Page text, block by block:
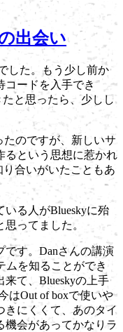
出会い
した。もう少し前か
コードを入手でき
と思ったら、少しし
たのですが、新しいサ
るという思想に惹かれ
り合いがいたこともあ
る人がBlueskyに殆
ってました。
です。Danさんの講演
ムを知ることができ
来て、Blueskyの上手
はOut of boxで使いや
きにくくて、あのタイ
機会があってかなりラ